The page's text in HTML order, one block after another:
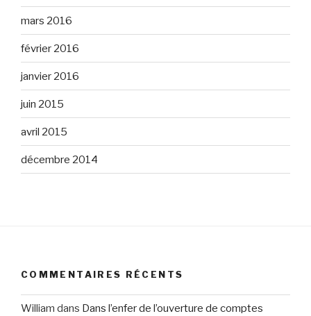
mars 2016
février 2016
janvier 2016
juin 2015
avril 2015
décembre 2014
COMMENTAIRES RÉCENTS
William dans Dans l’enfer de l’ouverture de comptes